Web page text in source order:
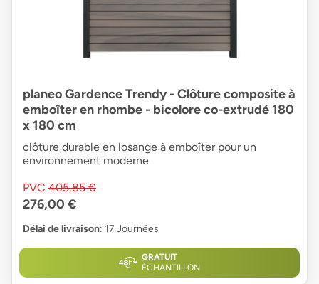
planeo Gardence Trendy - Clôture composite à
emboîter en rhombe - bicolore co-extrudé 180
x 180 cm
clôture durable en losange à emboîter pour un
environnement moderne
PVC 405,85 €
276,00 €
Délai de livraison: 17 Journées
GRATUIT
ÉCHANTILLON